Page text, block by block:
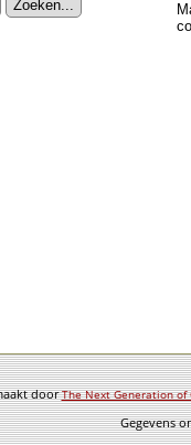
doorThe Next Generation of
Gegevens